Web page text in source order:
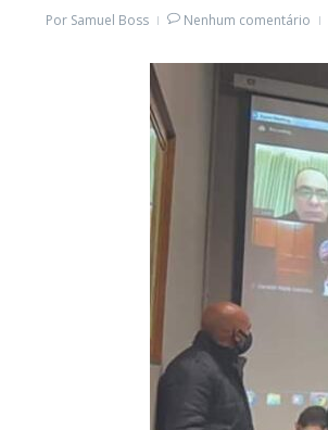
Por Samuel Boss Nenhum comentário